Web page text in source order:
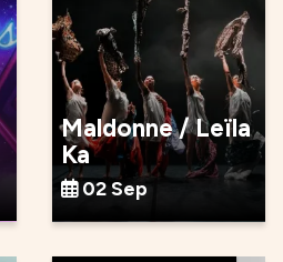
Maldonne / Leïla
Ka
02 Sep